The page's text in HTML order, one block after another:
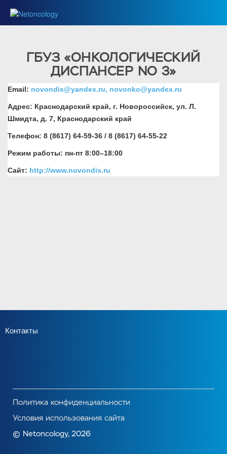
ГБУЗ «ОНКОЛОГИЧЕСКИЙ
ДИСПАНСЕР NO 3»
Email: novondis@yandex.ru, novonko@yandex.ru
Адрес: Краснодарский край, г. Новороссийск, ул. Л.
Шмидта, д. 7, Краснодарский край
Телефон: 8 (8617) 64-59-36 / 8 (8617) 64-55-22
Режим работы: пн-пт 8:00–18:00
Сайт: http://www.novondis.ru
Контакты
Политика конфиденциальности
Условия использования сайта
© Netoncology, 2026